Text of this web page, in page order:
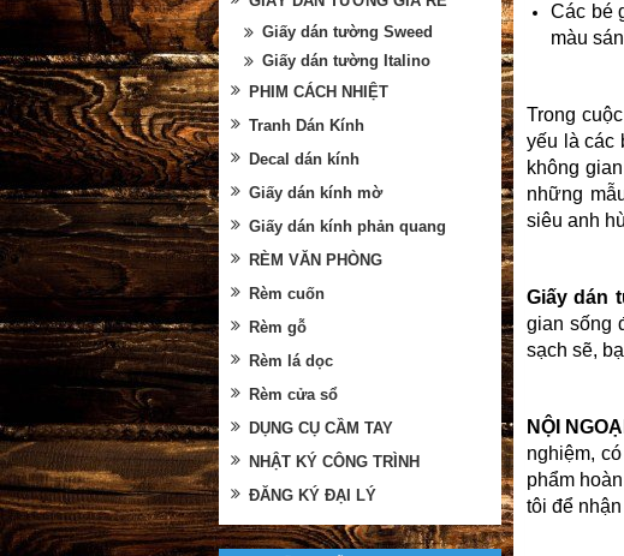
Các bé
màu
Trong
yếu là các
không
những
siêu anh
Giấy dán
gian sống
sạch sẽ,
NỘI
nghiệm,
phẩm
tôi để
Giấy dán tường Sweed
Giấy dán tường Italino
PHIM CÁCH NHIỆT
Tranh Dán Kính
Decal dán kính
Giấy dán kính mờ
Giấy dán kính phản quang
RÈM VĂN PHÒNG
Rèm cuốn
Rèm gỗ
Rèm lá dọc
Rèm cửa sổ
DỤNG CỤ CẦM TAY
NHẬT KÝ CÔNG TRÌNH
ĐĂNG KÝ ĐẠI LÝ